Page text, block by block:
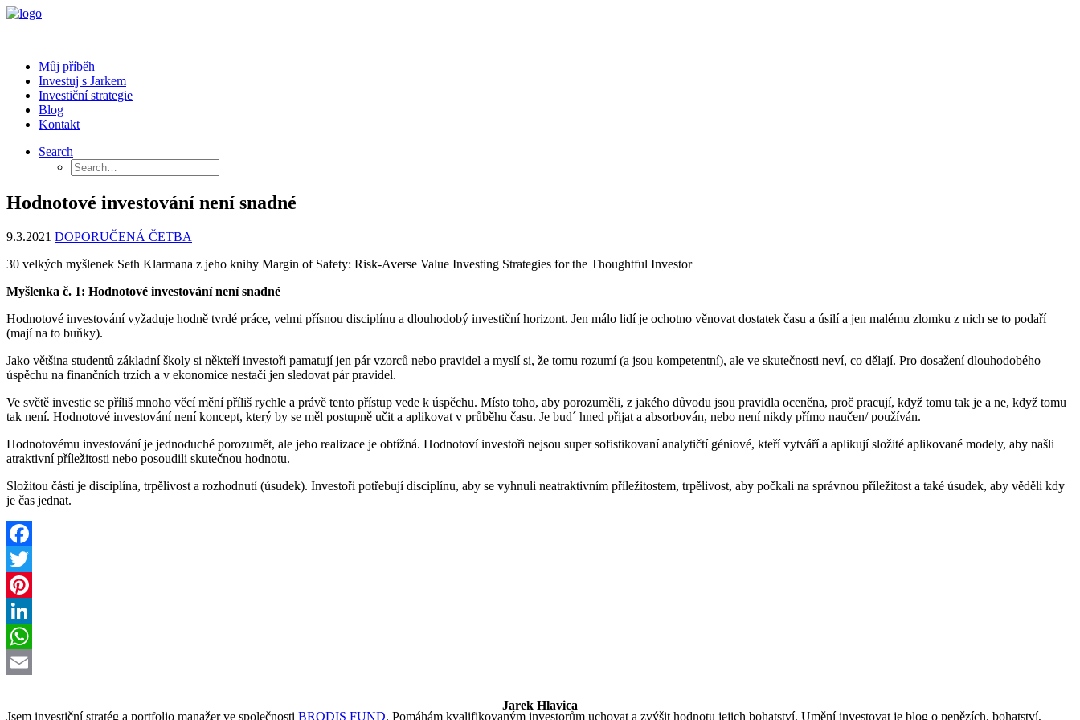
Můj příběh
Investuj s Jarkem
Investiční strategie
Blog
Kontakt
Search
Hodnotové investování není snadné
9.3.2021 DOPORUČENÁ ČETBA
30 velkých myšlenek Seth Klarmana z jeho knihy Margin of Safety: Risk-Averse Value Investing Strategies for the Thoughtful Investor
Myšlenka č. 1: Hodnotové investování není snadné
Hodnotové investování vyžaduje hodně tvrdé práce, velmi přísnou disciplínu a dlouhodobý investiční horizont. Jen málo lidí je ochotno věnovat dostatek času a úsilí a jen malému zlomku z nich se to podaří
(mají na to buňky).
Jako většina studentů základní školy si někteří investoři pamatují jen pár vzorců nebo pravidel a myslí si, že tomu rozumí (a jsou kompetentní), ale ve skutečnosti neví, co dělají. Pro dosažení dlouhodobého
úspěchu na finančních trzích a v ekonomice nestačí jen sledovat pár pravidel.
Ve světě investic se příliš mnoho věcí mění příliš rychle a právě tento přístup vede k úspěchu. Místo toho, aby porozuměli, z jakého důvodu jsou pravidla oceněna, proč pracují, když tomu tak je a ne, když tomu
tak není. Hodnotové investování není koncept, který by se měl postupně učit a aplikovat v průběhu času. Je bud´ hned přijat a absorbován, nebo není nikdy přímo naučen/ používán.
Hodnotovému investování je jednoduché porozumět, ale jeho realizace je obtížná. Hodnotoví investoři nejsou super sofistikovaní analytičtí géniové, kteří vytváří a aplikují složité aplikované modely, aby našli
atraktivní příležitosti nebo posoudili skutečnou hodnotu.
Složitou částí je disciplína, trpělivost a rozhodnutí (úsudek). Investoři potřebují disciplínu, aby se vyhnuli neatraktivním příležitostem, trpělivost, aby počkali na správnou příležitost a také úsudek, aby věděli kdy
je čas jednat.
Facebook
Twitter
Pinterest
LinkedIn
WhatsApp
Jarek Hlavica
Jsem investiční stratég a portfolio manažer ve společnosti BRODIS FUND. Pomáhám kvalifikovaným investorům uchovat a zvýšit hodnotu jejich bohatství. Umění investovat je blog o penězích, bohatství,